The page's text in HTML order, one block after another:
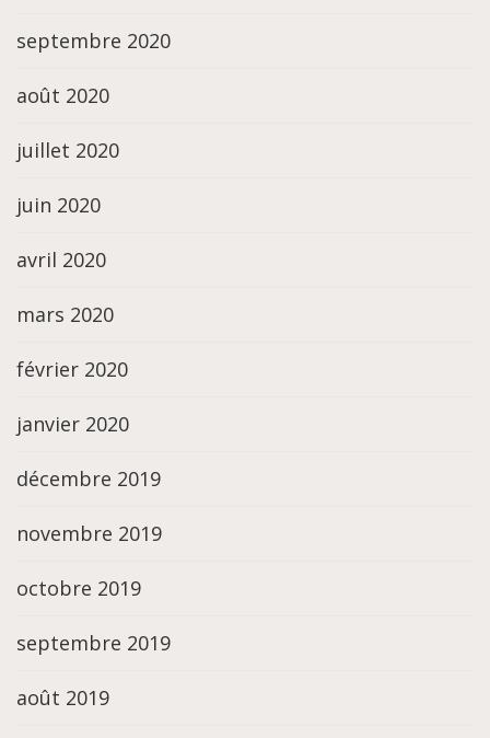
septembre 2020
août 2020
juillet 2020
juin 2020
avril 2020
mars 2020
février 2020
janvier 2020
décembre 2019
novembre 2019
octobre 2019
septembre 2019
août 2019